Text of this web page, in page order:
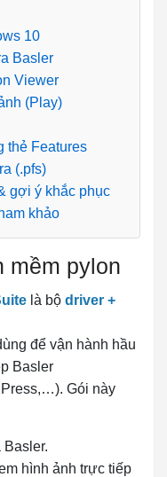
10
Basler
Viewer
(Play)
thẻ Features
(.pfs)
gợi ý khắc phục
khảo
mềm pylon
là bộ driver +
để vận hành hầu
Basler
Gói này
Basler.
hình ảnh trực tiếp